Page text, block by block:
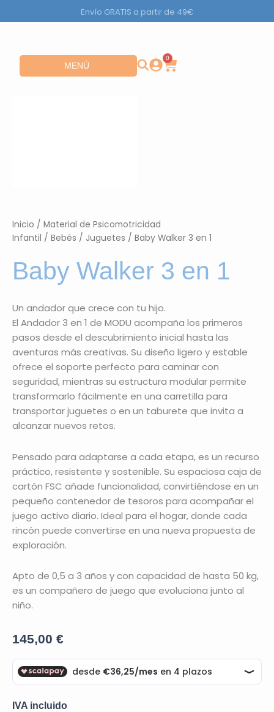
al
Envío GRATIS a partir de 49€
MENÚ Abrir MENÚ 0
Carrito
Inicio / Material de Psicomotricidad
Infantil / Bebés / Juguetes / Baby Walker 3 en 1
Baby Walker 3 en 1
Un andador que crece con tu hijo.
El Andador 3 en 1 de MODU acompaña los primeros
pasos desde el descubrimiento inicial hasta las
aventuras más creativas. Su diseño ligero y estable
ofrece el soporte perfecto para caminar con
seguridad, mientras su estructura modular permite
transformarlo fácilmente en una carretilla para
transportar juguetes o en un taburete que invita a
alcanzar nuevos retos.
Pensado para adaptarse a cada etapa, es un recurso
práctico, resistente y sostenible. Su espaciosa caja de
cartón FSC añade funcionalidad, convirtiéndose en un
pequeño contenedor de tesoros para acompañar el
juego activo diario. Ideal para el hogar, donde cada
rincón puede convertirse en una nueva propuesta de
exploración.
Apto de 0,5 a 3 años y con capacidad de hasta 50 kg,
es un compañero de juego que evoluciona junto al
niño.
145,00 €
IVA incluido